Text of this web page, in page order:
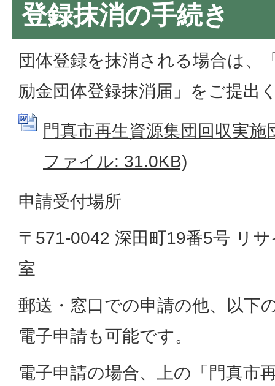
登録抹消の手続き
団体登録を抹消される場合は、
励金団体登録抹消届」をご提出
門真市再生資源集団回収実施
ファイル: 31.0KB)
申請受付場所
〒571-0042 深田町19番5号 リ
室
郵送・窓口での申請の他、以下
電子申請も可能です。
電子申請の場合、上の「門真市